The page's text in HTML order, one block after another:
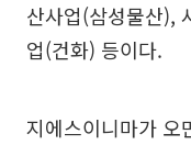
산사업(삼성물산),
업(건화) 등이다.
지에스이니마가 오